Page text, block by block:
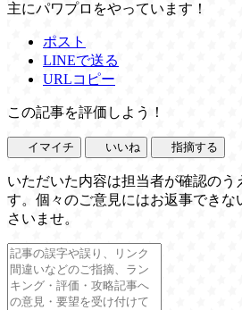
主にパワプロをやっています！
ポスト
LINEで送る
URLコピー
この記事を評価しよう！
イマイチ いいね 指摘する
いただいた内容は担当者が確認のう
す。個々のご意見にはお返事できな
さいませ。